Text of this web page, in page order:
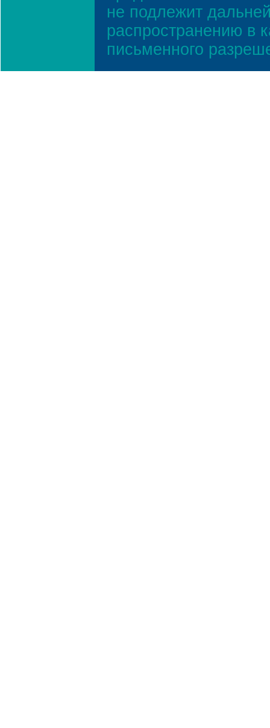
не подлежит
распространению в
письменного